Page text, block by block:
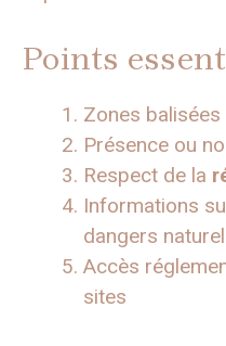
Points
Zones
Présence ou
Respect de la
Informations
dangers
Accès
sites